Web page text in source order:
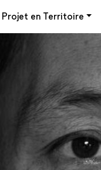
Projet en Territoire